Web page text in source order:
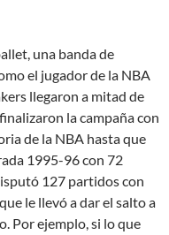
una banda de
el jugador de la NBA
llegaron a mitad de
la campaña con
de la NBA hasta que
1995-96 con 72
127 partidos con
le llevó a dar el salto a
Por ejemplo, si lo que